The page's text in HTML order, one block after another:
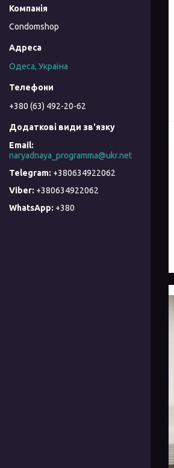
Condomshop
Одеса, Україна
+380 (63) 492-20-62
naryadnaya_programma@ukr.net
+380634922062
+380634922062
+380